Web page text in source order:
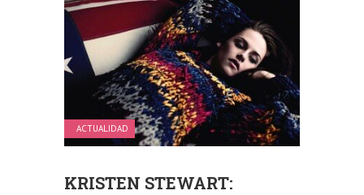
ACTUALIDAD
KRISTEN STEWART: